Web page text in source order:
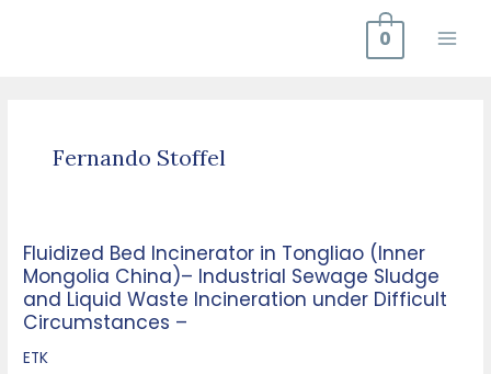
0
Fernando Stoffel
Fluidized Bed Incinerator in Tongliao (Inner
Mongolia China)– Industrial Sewage Sludge
and Liquid Waste Incineration under Difficult
Circumstances –
ETK
Fluidized
Bed
Incinerator
in
Tongliao